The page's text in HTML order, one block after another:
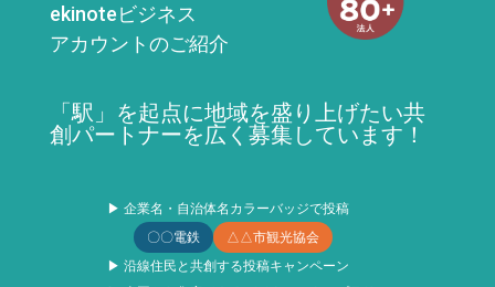
ekinoteビジネス
アカウントのご紹介
「駅」を起点に地域を盛り上げたい共
創パートナーを広く募集しています！
▶ 企業名・自治体名カラーバッジで投稿
〇〇電鉄
△△市観光協会
▶ 沿線住民と共創する投稿キャンペーン